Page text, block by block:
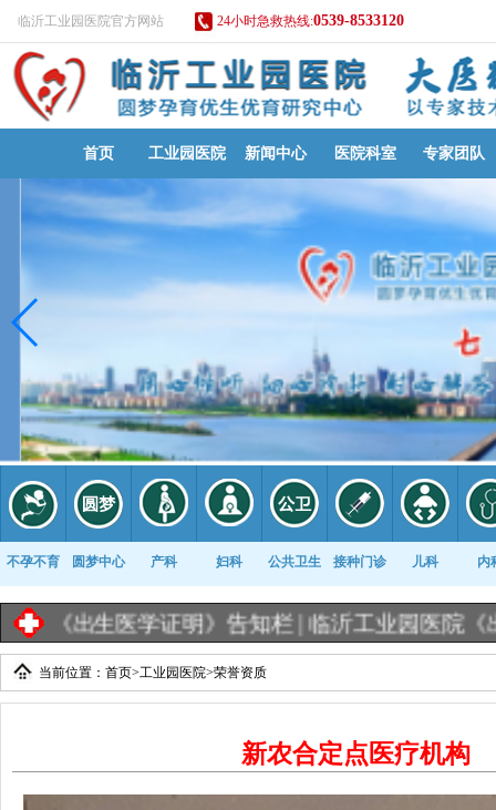
临沂工业园医院官方网站 24小时急救热线:0539-8533120
首页 工业园医院 新闻中心 医院科室 专家团队
不孕不育 圆梦中心 产科 妇科 公共卫生 接种门诊 儿科 内
康复科
《出生医学证明》告知栏 |临沂工业园医院《出
当前位置： 首页>工业园医院>荣誉资质
新农合定点医疗机构